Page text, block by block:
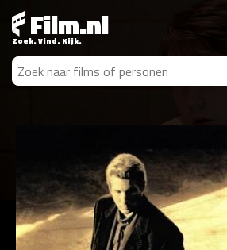
Film.nl
Zoek. Vind. Kijk.